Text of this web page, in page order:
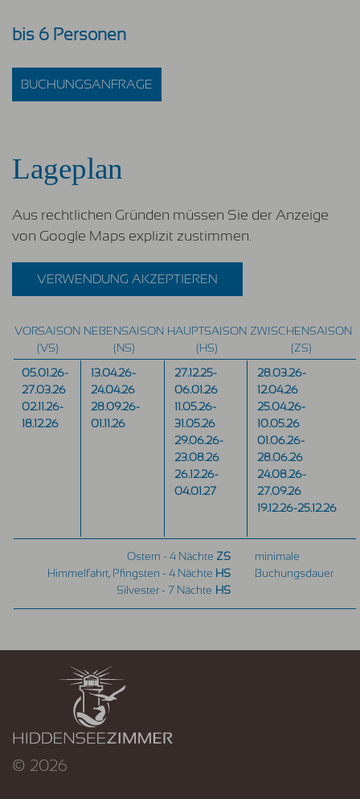
bis 6 Personen
BUCHUNGSANFRAGE
Lageplan
Aus rechtlichen Gründen müssen Sie der Anzeige
von Google Maps explizit zustimmen.
VERWENDUNG AKZEPTIEREN
VORSAISON
(VS)
NEBENSAISON
(NS)
HAUPTSAISON
(HS)
ZWISCHENSAISON
(ZS)
05.01.26-
27.03.26
02.11.26-
18.12.26
13.04.26-
24.04.26
28.09.26-
01.11.26
27.12.25-
06.01.26
11.05.26-
31.05.26
29.06.26-
23.08.26
26.12.26-
04.01.27
28.03.26-
12.04.26
25.04.26-
10.05.26
01.06.26-
28.06.26
24.08.26-
27.09.26
19.12.26-25.12.26
Ostern - 4 Nächte ZS
Himmelfahrt, Pfingsten - 4 Nächte HS
Silvester - 7 Nächte HS
minimale
Buchungsdauer
© 2026